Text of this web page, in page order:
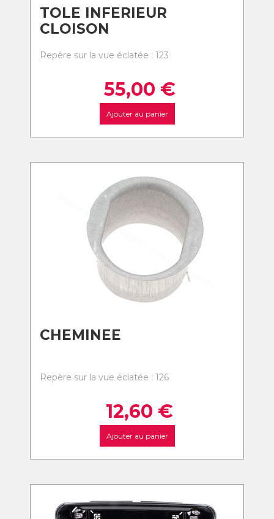
TOLE INFERIEUR
CLOISON
Repère sur la vue éclatée : 123
55,00 €
Ajouter au panier
CHEMINEE
Repère sur la vue éclatée : 126
12,60 €
Ajouter au panier